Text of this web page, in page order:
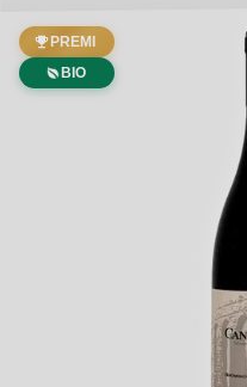
PREMI
BIO